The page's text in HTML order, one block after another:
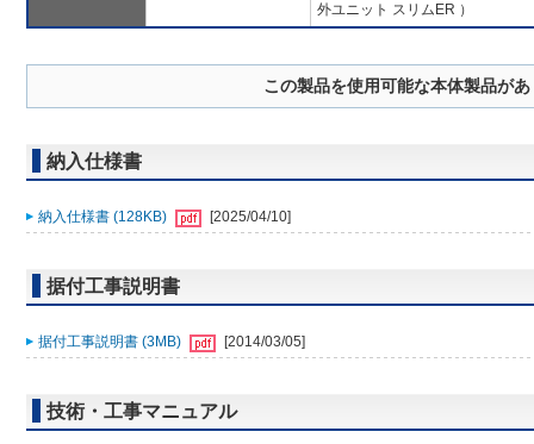
外ユニット スリムER ）
この製品を使用可能な本体製品が
納入仕様書
納入仕様書 (128KB) [2025/04/10]
据付工事説明書
据付工事説明書 (3MB) [2014/03/05]
技術・工事マニュアル